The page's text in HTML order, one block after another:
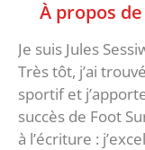
À propos
Je suis Jules
Très tôt, j’ai
sportif et
succès de Foot
à l’écriture :